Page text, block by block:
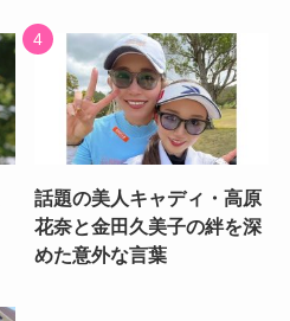
話題の美人キャディ・高原
花奈と金田久美子の絆を深
めた意外な言葉